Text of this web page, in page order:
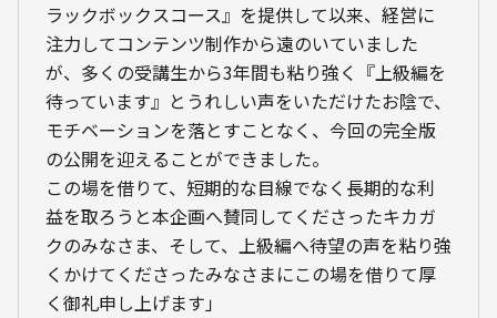
ラックボックスコース』を提供して以来、経営に
注力してコンテンツ制作から遠のいていました
が、多くの受講生から3年間も粘り強く『上級編を
待っています』とうれしい声をいただけたお陰で、
モチベーションを落とすことなく、今回の完全版
の公開を迎えることができました。
この場を借りて、短期的な目線でなく長期的な利
益を取ろうと本企画へ賛同してくださったキカガ
クのみなさま、そして、上級編へ待望の声を粘り強
くかけてくださったみなさまにこの場を借りて厚
く御礼申し上げます」